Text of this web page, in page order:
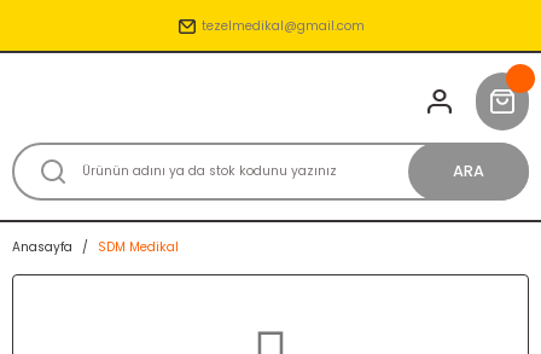
tezelmedikal@gmail.com
ARA
Anasayfa SDM Medikal